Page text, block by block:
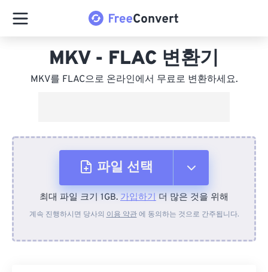
MKV - FLAC 변환기
MKV를 FLAC으로 온라인에서 무료로 변환하세요.
파일 선택
장치에서
최대 파일 크기 1GB. 가입하기 더 많은 것을 위해
계속 진행하시면 당사의 이용 약관에 동의하는 것으로 간주됩니다.